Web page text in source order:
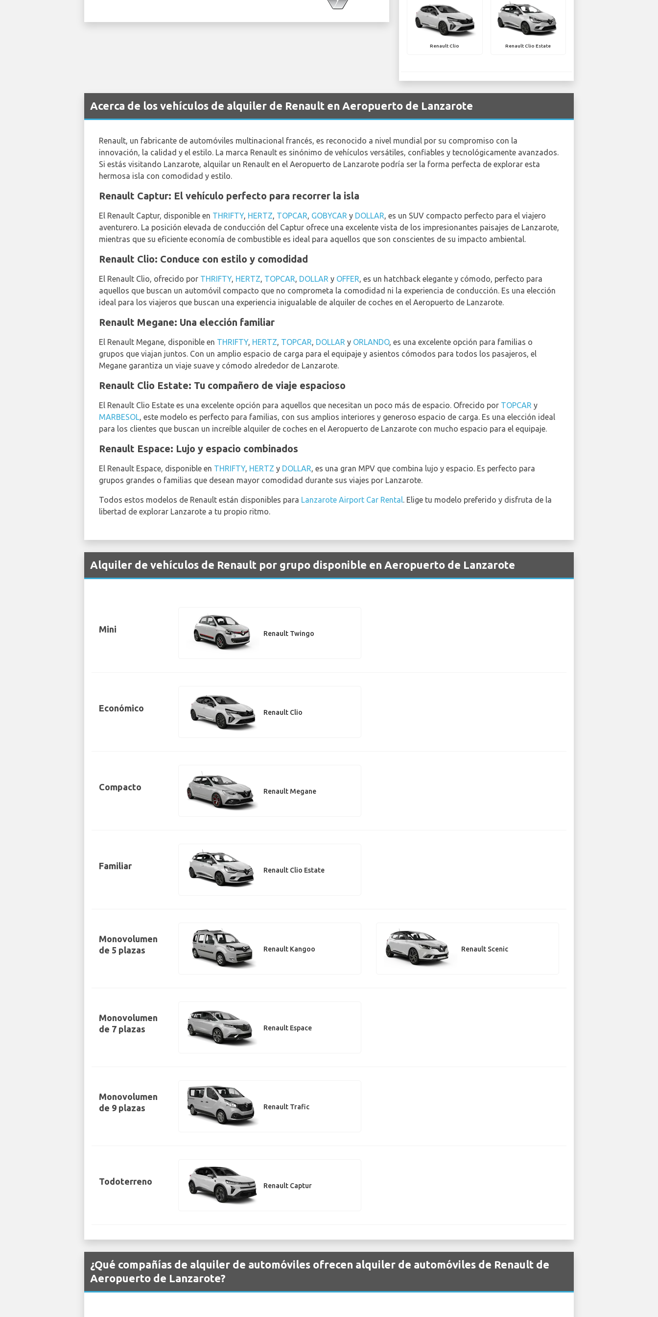
Renault Clio Renault Clio Estate
Acerca de los vehículos de alquiler de Renault en Aeropuerto de Lanzarote
Renault, un fabricante de automóviles multinacional francés, es reconocido a nivel mundial por su compromiso con la
innovación, la calidad y el estilo. La marca Renault es sinónimo de vehículos versátiles, confiables y tecnológicamente avanzados.
Si estás visitando Lanzarote, alquilar un Renault en el Aeropuerto de Lanzarote podría ser la forma perfecta de explorar esta
hermosa isla con comodidad y estilo.
Renault Captur: El vehículo perfecto para recorrer la isla
El Renault Captur, disponible en THRIFTY, HERTZ, TOPCAR, GOBYCAR y DOLLAR, es un SUV compacto perfecto para el viajero
aventurero. La posición elevada de conducción del Captur ofrece una excelente vista de los impresionantes paisajes de Lanzarote,
mientras que su eficiente economía de combustible es ideal para aquellos que son conscientes de su impacto ambiental.
Renault Clio: Conduce con estilo y comodidad
El Renault Clio, ofrecido por THRIFTY, HERTZ, TOPCAR, DOLLAR y OFFER, es un hatchback elegante y cómodo, perfecto para
aquellos que buscan un automóvil compacto que no comprometa la comodidad ni la experiencia de conducción. Es una elección
ideal para los viajeros que buscan una experiencia inigualable de alquiler de coches en el Aeropuerto de Lanzarote.
Renault Megane: Una elección familiar
El Renault Megane, disponible en THRIFTY, HERTZ, TOPCAR, DOLLAR y ORLANDO, es una excelente opción para familias o
grupos que viajan juntos. Con un amplio espacio de carga para el equipaje y asientos cómodos para todos los pasajeros, el
Megane garantiza un viaje suave y cómodo alrededor de Lanzarote.
Renault Clio Estate: Tu compañero de viaje espacioso
El Renault Clio Estate es una excelente opción para aquellos que necesitan un poco más de espacio. Ofrecido por TOPCAR y
MARBESOL, este modelo es perfecto para familias, con sus amplios interiores y generoso espacio de carga. Es una elección ideal
para los clientes que buscan un increíble alquiler de coches en el Aeropuerto de Lanzarote con mucho espacio para el equipaje.
Renault Espace: Lujo y espacio combinados
El Renault Espace, disponible en THRIFTY, HERTZ y DOLLAR, es una gran MPV que combina lujo y espacio. Es perfecto para
grupos grandes o familias que desean mayor comodidad durante sus viajes por Lanzarote.
Todos estos modelos de Renault están disponibles para Lanzarote Airport Car Rental. Elige tu modelo preferido y disfruta de la
libertad de explorar Lanzarote a tu propio ritmo.
Alquiler de vehículos de Renault por grupo disponible en Aeropuerto de Lanzarote
Mini Renault Twingo
Económico Renault Clio
Compacto Renault Megane
Familiar Renault Clio Estate
Monovolumen
de 5 plazas
Renault Kangoo Renault Scenic
Monovolumen
de 7 plazas
Renault Espace
Monovolumen
de 9 plazas
Renault Trafic
Todoterreno Renault Captur
¿Qué compañías de alquiler de automóviles ofrecen alquiler de automóviles de Renault de
Aeropuerto de Lanzarote?